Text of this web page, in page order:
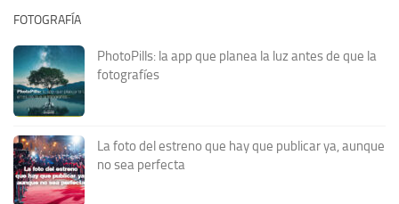
FOTOGRAFÍA
PhotoPills: la app que planea la luz antes de que la
fotografíes
La foto del estreno que hay que publicar ya, aunque
no sea perfecta